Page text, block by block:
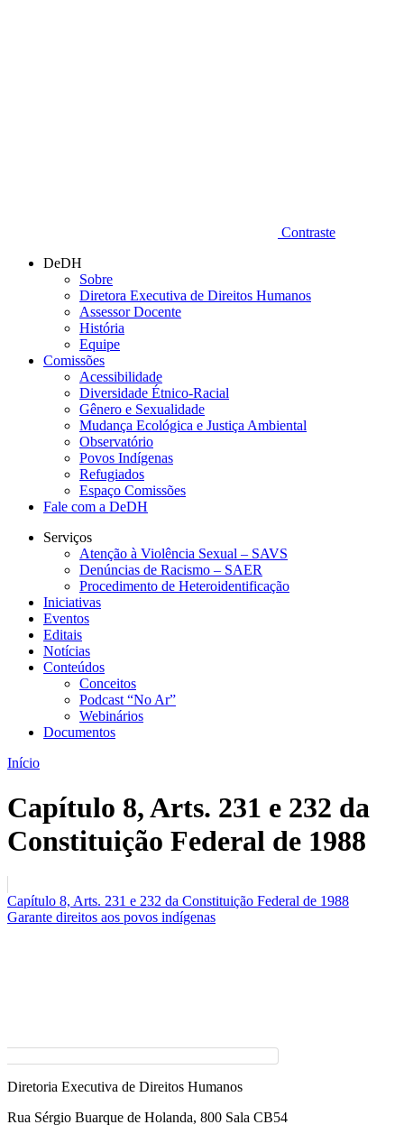
Contraste
DeDH
Sobre
Diretora Executiva de Direitos Humanos
Assessor Docente
História
Equipe
Comissões
Acessibilidade
Diversidade Étnico-Racial
Gênero e Sexualidade
Mudança Ecológica e Justiça Ambiental
Observatório
Povos Indígenas
Refugiados
Espaço Comissões
Fale com a DeDH
Serviços
Atenção à Violência Sexual – SAVS
Denúncias de Racismo – SAER
Procedimento de Heteroidentificação
Iniciativas
Eventos
Editais
Notícias
Conteúdos
Conceitos
Podcast “No Ar”
Webinários
Documentos
Início
Capítulo 8, Arts. 231 e 232 da
Constituição Federal de 1988
Capítulo 8, Arts. 231 e 232 da Constituição Federal de 1988
Garante direitos aos povos indígenas
Diretoria Executiva de Direitos Humanos
Rua Sérgio Buarque de Holanda, 800 Sala CB54